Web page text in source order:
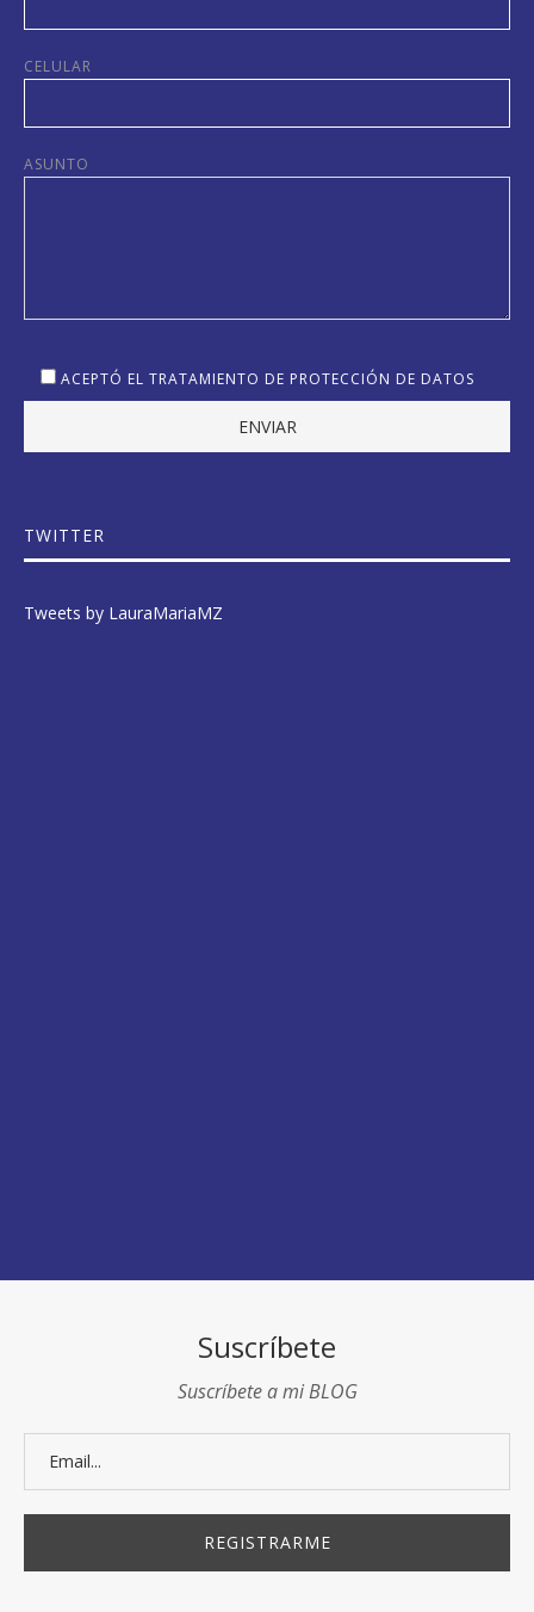
CELULAR
ASUNTO
ACEPTÓ EL TRATAMIENTO DE PROTECCIÓN DE DATOS
TWITTER
Tweets by LauraMariaMZ
Suscríbete
Suscríbete a mi BLOG